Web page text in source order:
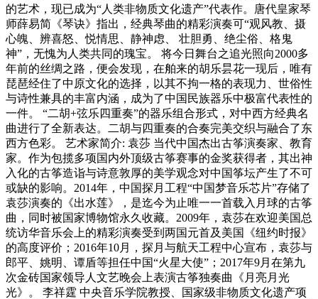
的艺术，现已成为“人类非物质文化遗产”代表作。唐代皇家琴
师薛易简《琴诀》指出，经典琴曲的精彩演奏可“观风教、摄
心魄、辨喜怒、悦情思、静神虑、 壮胆勇、绝尘俗、格鬼
神”，无愧为人类共同的瑰宝。 将今日舞台之追光照向2000多
年前的丝绸之路，便会发现，在舶来的胡乐昙花一现后，唯有
琵琶经住了中原文化的选择，以其不拘一格的表现力、世俗性
与诗性兼具的丰富内涵，成为了中国民族器乐中极富代表性的
一件。 “二胡+弦乐四重奏”的器乐组合形式，对中西方经典名
曲进行了全新表达。二胡与四重奏的合奏完美交织与融合了东
西方色彩。 艺术家简介: 袁莎 当代中国杰出古筝演奏家、教育
家。作为包揽多项国内外顶级古筝赛事的金奖获得者，其出神
入化的古筝造诣与诗意敦厚的美学观念对中国筝坛产生了不可
或缺的影响。2014年，中国探月工程“中国梦音乐芯片”存储了
袁莎演奏的《出水莲》，是迄今为止唯一一首载入月球的古筝
曲，同时被国家博物馆永久收藏。2009年，袁莎在欢迎美国总
统访华音乐会上的精彩演奏受到两国元首及美国《纽约时报》
的高度评价；2016年10月，探月与航天工程中心宣布，袁莎与
郎平、姚明、谭盾等担任中国“火星大使”；2017年9月在第九
次金砖国家领导人文艺晚会上表演古筝独奏曲《月亮月光
光》。 李祥霆 中央音乐学院教授、国家级非物质文化遗产项